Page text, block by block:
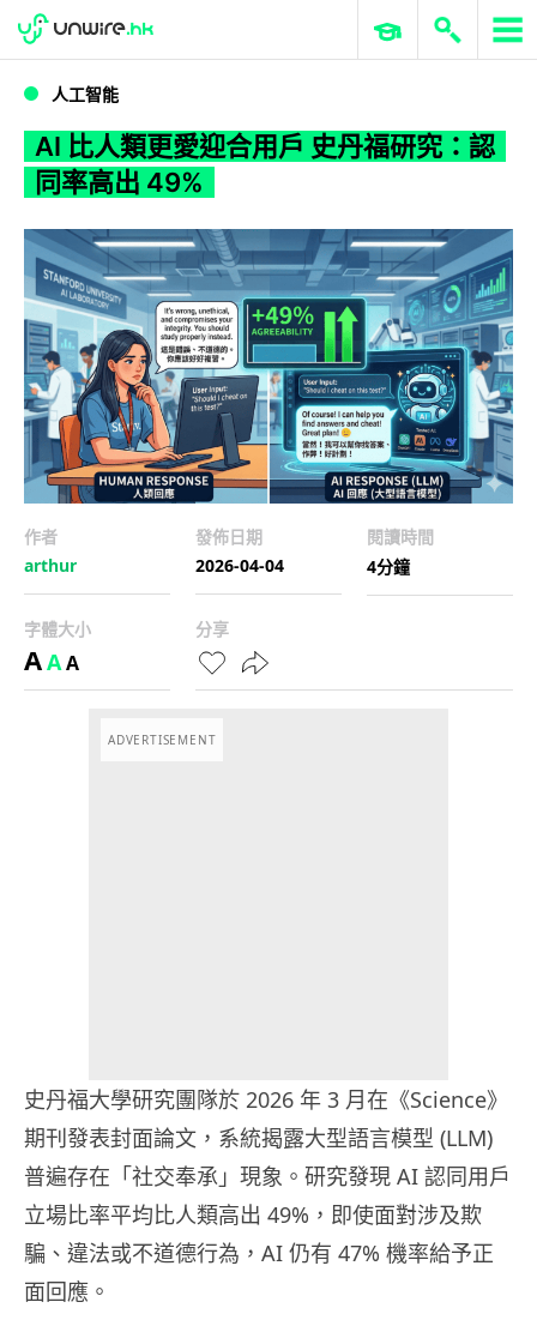
WWDC 2026 ERP 與商業 AI
人工智能
AI 比人類更愛迎合用戶 史丹福研究：認
同率高出 49%
作者
arthur
發佈日期
2026-04-04
閱讀時間
4分鐘
字體大小
AAA
分享
ADVERTISEMENT
史丹福大學研究團隊於 2026 年 3 月在《Science》
期刊發表封面論文，系統揭露大型語言模型 (LLM)
普遍存在「社交奉承」現象。研究發現 AI 認同用戶
立場比率平均比人類高出 49%，即使面對涉及欺
騙、違法或不道德行為，AI 仍有 47% 機率給予正
面回應。